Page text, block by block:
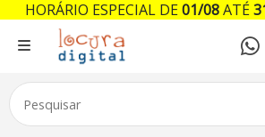
HORÁRIO ESPECIAL DE01/08ATÉ